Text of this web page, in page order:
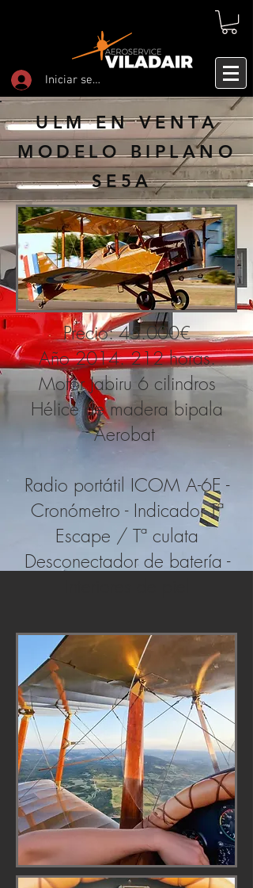
Iniciar sesión
ULM EN VENTA
MODELO BIPLANO
SE5A
Precio: 45.000€
Año 2014. 212 horas.
Motor Jabiru 6 cilindros
Hélice de madera bipala
Aerobat
Radio portátil ICOM A-6E -
Cronómetro - Indicador Tª
Escape / Tª culata
Desconectador de batería -